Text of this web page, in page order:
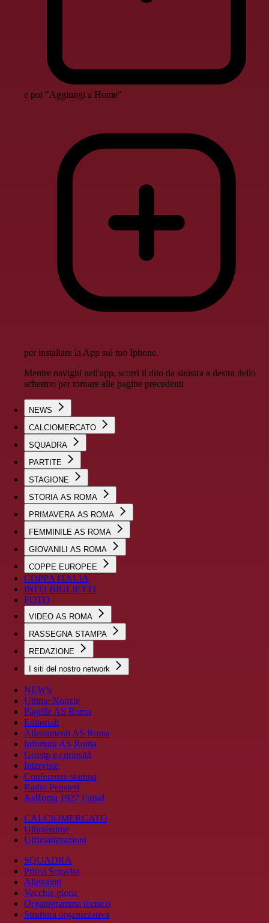
e poi "Aggiungi a Home"
per installare la App sul tuo Iphone.
Mentre navighi nell'app, scorri il dito da sinistra a destra dello
schermo per tornare alle pagine precedenti
NEWS
CALCIOMERCATO
SQUADRA
PARTITE
STAGIONE
STORIA AS ROMA
PRIMAVERA AS ROMA
FEMMINILE AS ROMA
GIOVANILI AS ROMA
COPPE EUROPEE
COPPA ITALIA
INFO BIGLIETTI
FOTO
VIDEO AS ROMA
RASSEGNA STAMPA
REDAZIONE
I siti del nostro network
NEWS
Ultime Notizie
Pagelle AS Roma
Editoriali
Allenamenti AS Roma
Infortuni AS Roma
Gossip e curiosità
Interviste
Conferenze stampa
Radio Pensieri
AsRoma 1927 Futsal
CALCIOMERCATO
Ultimissime
Ufficializzazioni
SQUADRA
Prima Squadra
Allenatori
Vecchie glorie
Organigramma tecnico
Struttura organizzativa